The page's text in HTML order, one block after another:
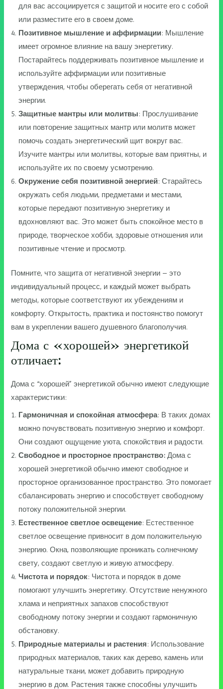
для вас ассоциируется с защитой и носите его с собой
или разместите его в своем доме.
Позитивное мышление и аффирмации: Мышление
имеет огромное влияние на вашу энергетику.
Постарайтесь поддерживать позитивное мышление и
используйте аффирмации или позитивные
утверждения, чтобы оберегать себя от негативной
энергии.
Защитные мантры или молитвы: Прослушивание
или повторение защитных мантр или молитв может
помочь создать энергетический щит вокруг вас.
Изучите мантры или молитвы, которые вам приятны, и
используйте их по своему усмотрению.
Окружение себя позитивной энергией: Старайтесь
окружать себя людьми, предметами и местами,
которые передают позитивную энергетику и
вдохновляют вас. Это может быть спокойное место в
природе, творческое хобби, здоровые отношения или
позитивные чтение и просмотр.
Помните, что защита от негативной энергии – это
индивидуальный процесс, и каждый может выбрать
методы, которые соответствуют их убеждениям и
комфорту. Открытость, практика и постоянство помогут
вам в укреплении вашего душевного благополучия.
Дома с «хорошей» энергетикой
отличает:
Дома с “хорошей” энергетикой обычно имеют следующие
характеристики:
Гармоничная и спокойная атмосфера: В таких домах
можно почувствовать позитивную энергию и комфорт.
Они создают ощущение уюта, спокойствия и радости.
Свободное и просторное пространство: Дома с
хорошей энергетикой обычно имеют свободное и
просторное организованное пространство. Это помогает
сбалансировать энергию и способствует свободному
потоку положительной энергии.
Естественное светлое освещение: Естественное
светлое освещение привносит в дом положительную
энергию. Окна, позволяющие проникать солнечному
свету, создают светлую и живую атмосферу.
Чистота и порядок: Чистота и порядок в доме
помогают улучшить энергетику. Отсутствие ненужного
хлама и неприятных запахов способствуют
свободному потоку энергии и создают гармоничную
обстановку.
Природные материалы и растения: Использование
природных материалов, таких как дерево, камень или
натуральные ткани, может добавить природную
энергию в дом. Растения также способны улучшить